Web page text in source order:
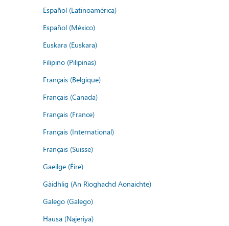
Español (Latinoamérica)
Español (México)
Euskara (Euskara)
Filipino (Pilipinas)
Français (Belgique)
Français (Canada)
Français (France)
Français (International)
Français (Suisse)
Gaeilge (Éire)
Gàidhlig (An Rìoghachd Aonaichte)
Galego (Galego)
Hausa (Najeriya)